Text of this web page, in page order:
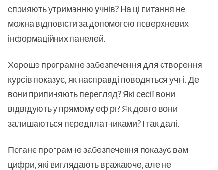
сприяють утриманню учнів? На ці питання не
можна відповісти за допомогою поверхневих
інформаційних панелей.
Хороше програмне забезпечення для створення
курсів показує, як насправді поводяться учні. Де
вони припиняють перегляд? Які сесії вони
відвідують у прямому ефірі? Як довго вони
залишаються передплатниками? І так далі.
Погане програмне забезпечення показує вам
цифри, які виглядають вражаюче, але не